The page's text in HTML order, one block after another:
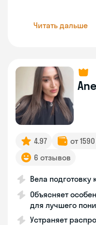
Читать дальше
4.97 от
6 отзывов
Вела подготовку
Объясняет
для лучшего
Устраняет